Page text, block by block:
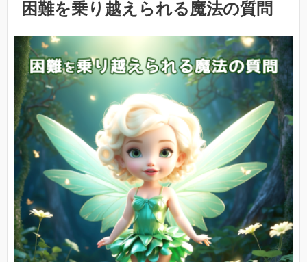
困難を乗り越えられる魔法の質問